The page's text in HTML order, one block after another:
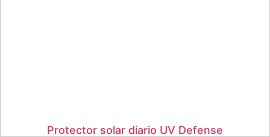
Protector solar diario UV Defense